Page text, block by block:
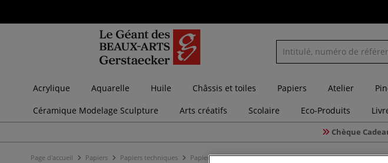
Acrylique Aquarelle Huile Châssis et toiles Papiers Atelier
Céramique Modelage Sculpture
Arts créatifs Scolaire Eco-Produits
Chèque
Page d'accueil Papiers Papiers techniques Papiers calque Calque de couleur Cromatico Esprit Papier